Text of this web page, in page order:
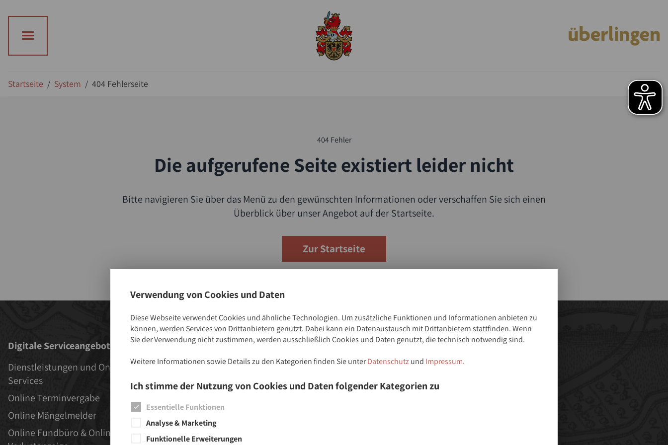
Startseite / System / 404 Fehlerseite
404 Fehler
Die aufgerufene Seite existiert leider nicht
Bitte navigieren Sie über das Menü zu den gewünschten Informationen oder verschaffen Sie sich einen
Überblick über unser Angebot auf der Startseite.
Zur Startseite
Digitale Serviceangebote
Dienstleistungen und Online-
Services
Online Terminvergabe
Online Mängelmelder
Online Fundbüro & Online
Aktuelles
Aktuelles
Veranstaltungen
Stadt als Arbeitgeber
Einrichtungen
Städtische Musikschule
Stadtbücherei
Verwendung von Cookies und Daten
Diese Webseite verwendet Cookies und ähnliche Technologien. Um zusätzliche Funktionen und Informationen anbieten zu
können, werden Services von Drittanbietern genutzt. Dabei kann ein Datenaustausch mit Drittanbietern stattfinden. Wenn
Sie der Verwendung nicht zustimmen, werden ausschließlich Cookies und Daten genutzt, die technisch notwendig sind.
Weitere Informationen sowie Details zu den Kategorien finden Sie unterDatenschutzund Impressum.
Ich stimme der Nutzung von Cookies und Daten folgender Kategorien zu
Essentielle Funktionen
Analyse & Marketing
Funktionelle Erweiterungen